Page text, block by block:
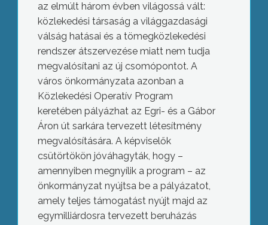
az elmúlt három évben világossá vált:
közlekedési társaság a világgazdasági
válság hatásai és a tömegközlekedési
rendszer átszervezése miatt nem tudja
megvalósítani az új csomópontot. A
város önkormányzata azonban a
Közlekedési Operatív Program
keretében pályázhat az Egri- és a Gábor
Áron út sarkára tervezett létesítmény
megvalósítására. A képviselők
csütörtökön jóváhagyták, hogy –
amennyiben megnyílik a program – az
önkormányzat nyújtsa be a pályázatot,
amely teljes támogatást nyújt majd az
egymilliárdosra tervezett beruházás